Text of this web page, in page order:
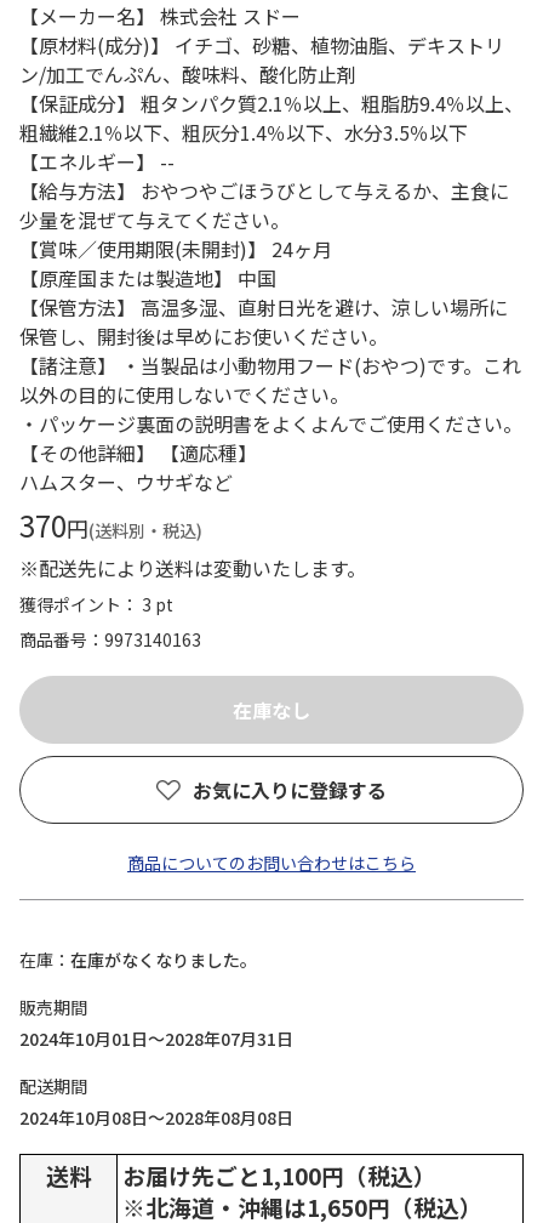
【メーカー名】 株式会社 スドー
【原材料(成分)】 イチゴ、砂糖、植物油脂、デキストリ
ン/加工でんぷん、酸味料、酸化防止剤
【保証成分】 粗タンパク質2.1％以上、粗脂肪9.4％以上、
粗繊維2.1％以下、粗灰分1.4％以下、水分3.5％以下
【エネルギー】 --
【給与方法】 おやつやごほうびとして与えるか、主食に
少量を混ぜて与えてください。
【賞味／使用期限(未開封)】 24ヶ月
【原産国または製造地】 中国
【保管方法】 高温多湿、直射日光を避け、涼しい場所に
保管し、開封後は早めにお使いください。
【諸注意】 ・当製品は小動物用フード(おやつ)です。これ
以外の目的に使用しないでください。
・パッケージ裏面の説明書をよくよんでご使用ください。
【その他詳細】 【適応種】
ハムスター、ウサギなど
370円(送料別・税込)
※配送先により送料は変動いたします。
獲得ポイント： 3 pt
商品番号
9973140163
お気に入りに登録する
商品についてのお問い合わせはこちら
在庫
在庫がなくなりました。
販売期間
2024年10月01日～2028年07月31日
配送期間
2024年10月08日～2028年08月08日
送料
お届け先ごと1,100円（税込）
※北海道・沖縄は1,650円（税込）